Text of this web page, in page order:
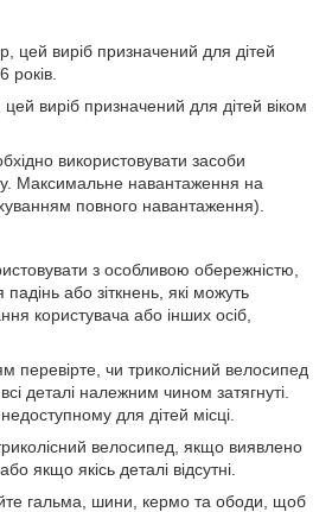
цей виріб призначений для дітей
років.
виріб призначений для дітей віком
використовувати засоби
Максимальне навантаження на
повного навантаження).
з особливою обережністю,
або зіткнень, які можуть
користувача або інших осіб,
перевірте, чи триколісний велосипед
деталі належним чином затягнуті.
для дітей місці.
велосипед, якщо виявлено
якщо якісь деталі відсутні.
гальма, шини, кермо та ободи, щоб